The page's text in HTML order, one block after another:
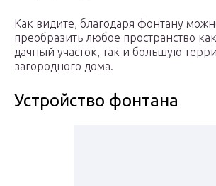
Как видите, благодаря фонтану
преобразить любое пространство
дачный участок, так и большую
загородного дома.
Устройство фонтана